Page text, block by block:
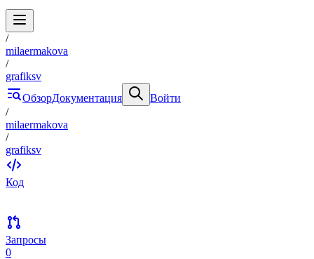
/
milaermakova
/
grafiksv
ОбзорДокументация
Войти
/
milaermakova
/
grafiksv
Код
Запросы
0